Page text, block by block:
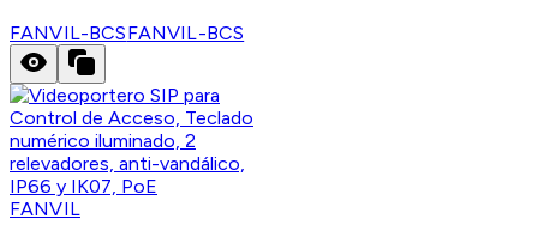
FANVIL-BCSFANVIL-BCS
FANVIL